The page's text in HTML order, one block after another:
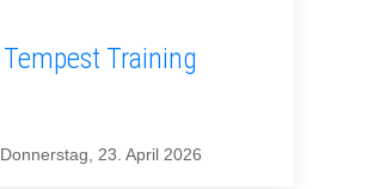
Tempest Training
Donnerstag, 23. April 2026